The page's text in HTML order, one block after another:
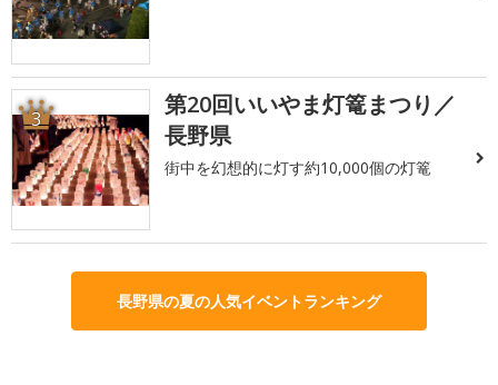
3
第20回いいやま灯篭まつり／
長野県
街中を幻想的に灯す約10,000個の灯篭
長野県の夏の人気イベントランキング